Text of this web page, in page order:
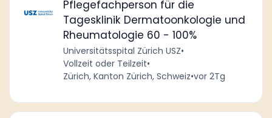
Pflegefachperson für die
Tagesklinik Dermatoonkologie und
Rheumatologie 60 - 100%
Universitätsspital Zürich USZ•
Vollzeit oder Teilzeit•
Zürich, Kanton Zürich, Schweiz•vor 2Tg